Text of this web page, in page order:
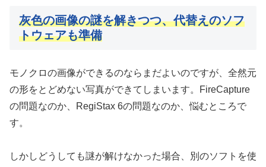
灰色の画像の謎を解きつつ、代替えのソフ
トウェアも準備
モノクロの画像ができるのならまだよいのですが、全然元
の形をとどめない写真ができてしまいます。FireCapture
の問題なのか、RegiStax 6の問題なのか、悩むところで
す。
しかしどうしても謎が解けなかった場合、別のソフトを使